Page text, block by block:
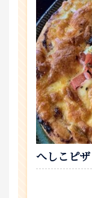
へしこピザ